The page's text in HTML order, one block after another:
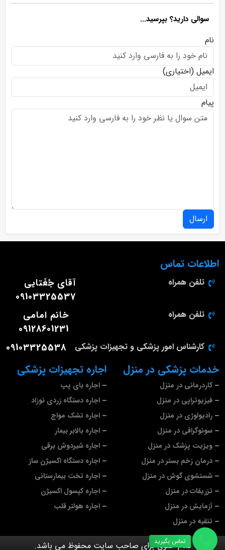
سوالی دارید؟ بپرسید...
نام
ایمیل (اختیاری)
پیام
ارسال
اجاره تجهیزات پزشکی
اجاره بای پپ
اجاره دستگاه زردی نوزاد
اجاره تشک مواج
اجاره بالابر بیمار
اجاره شیردوش برقی
اجاره دستگاه اکسیژن ساز
اجاره تخت بیمارستانی
اجاره کپسول اکسیژن
اجاره هولتر قلب
خدمات پزشکی در منزل
کاردرمانی در منزل
فیزیوتراپی در منزل
رادیولوژی در منزل
سونوگرافی در منزل
ویزیت پزشک در منزل
درمان زخم بستر در منزل
شستشوی گوش در منزل
تزریقات در منزل
آزمایش در منزل
تنقیه در منزل
اطلاعات تماس
تلفن همراه
آقای جُغَتایی
09103325537
تلفن همراه
خانم امامی
09128601231
کارشناس امور پزشکی و تجهیزات پزشکی 09103325538
تمام حقوق برای صاحب سایت محفوظ می باشد.
تماس بگیرید